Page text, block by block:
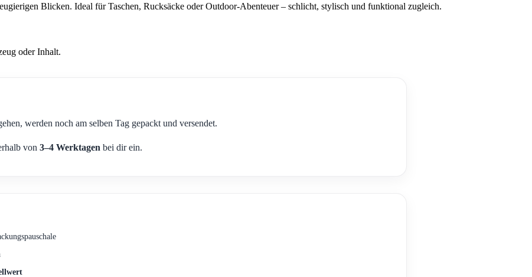
Blicken. Ideal für Taschen, Rucksäcke oder Outdoor-Abenteuer – schlicht, stylisch und funktional zugleich.
oder Inhalt.
werden noch am selben Tag gepackt und versendet.
von 3–4 Werktagen bei dir ein.